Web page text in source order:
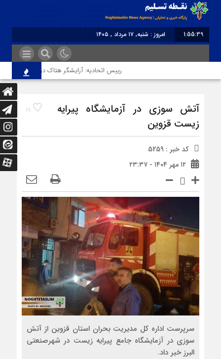
1:55:39
امروز : شنبه, ۱۷ مرداد , ۱۴۰۵
رییس اتحادیه: آرایشگر هتاک در قزوین عضو
19
آتش سوزی در آزمایشگاه پیرایه
زیست قزوین
کد خبر : 5259
۱۲ مهر ۱۴۰۴ - ۲۳:۳۷
سرپرست اداره کل مدیریت بحران استان قزوین از آتش
سوزی در آزمایشگاه جامع پیرایه زیست در شهرصنعتی
البرز خبر داد.